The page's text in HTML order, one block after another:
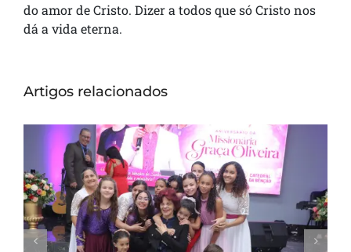
do amor de Cristo. Dizer a todos que só Cristo nos
dá a vida eterna.
Artigos relacionados
Missionária Graça Oliveira celebra 75 anos
em culto de ação de graças na Catedral